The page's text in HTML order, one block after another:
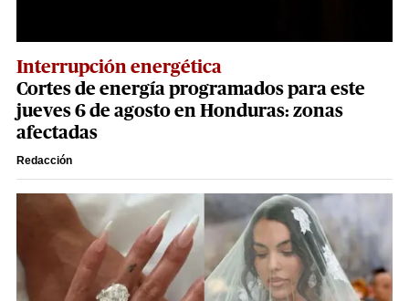
Interrupción energética
Cortes de energía programados para este
jueves 6 de agosto en Honduras: zonas
afectadas
Redacción